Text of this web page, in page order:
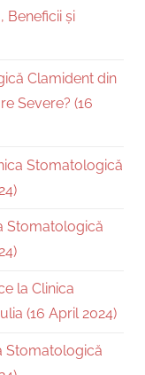
Beneficii și
Clamident din
Severe? (16
Stomatologică
Stomatologică
la Clinica
(16 April 2024)
Stomatologică